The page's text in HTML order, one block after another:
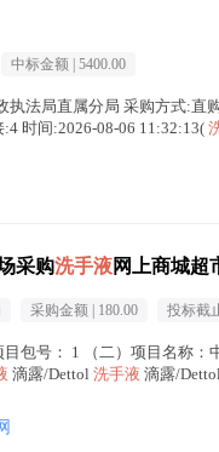
中标金额 | 5400.00
法局直属分局 采购方式:直
时间:2026-08-06 11:32:13(
采购洗手液网上商城超
采购金额 | 180.00 投标截
目包号： 1 （二）项目名称：
滴露/Dettol 洗手液 滴露/